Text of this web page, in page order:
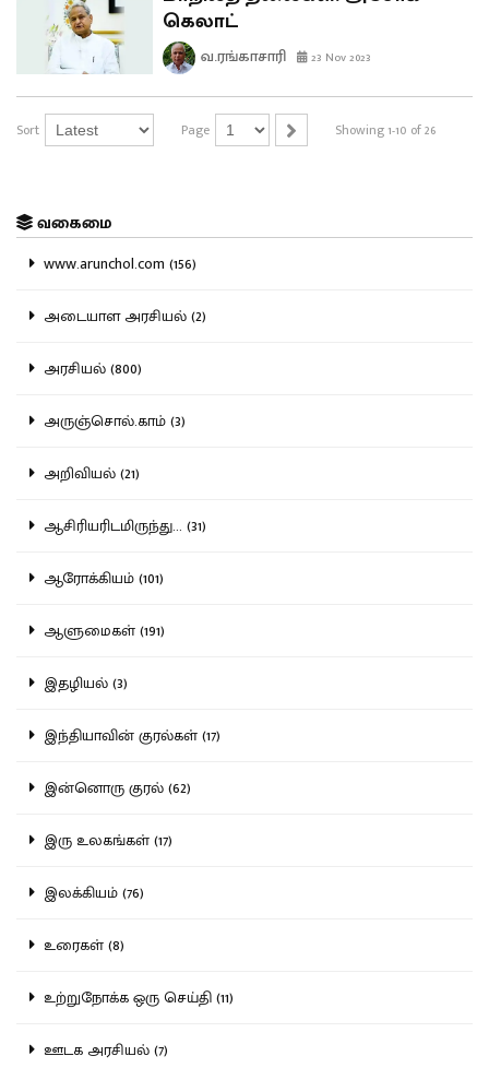
கெலாட்
வ.ரங்காசாரி 23 Nov 2023
Sort Page Showing 1-10 of 26
வகைமை
www.arunchol.com (156)
அடையாள அரசியல் (2)
அரசியல் (800)
அருஞ்சொல்.காம் (3)
அறிவியல் (21)
ஆசிரியரிடமிருந்து... (31)
ஆரோக்கியம் (101)
ஆளுமைகள் (191)
இதழியல் (3)
இந்தியாவின் குரல்கள் (17)
இன்னொரு குரல் (62)
இரு உலகங்கள் (17)
இலக்கியம் (76)
உரைகள் (8)
உற்றுநோக்க ஒரு செய்தி (11)
ஊடக அரசியல் (7)